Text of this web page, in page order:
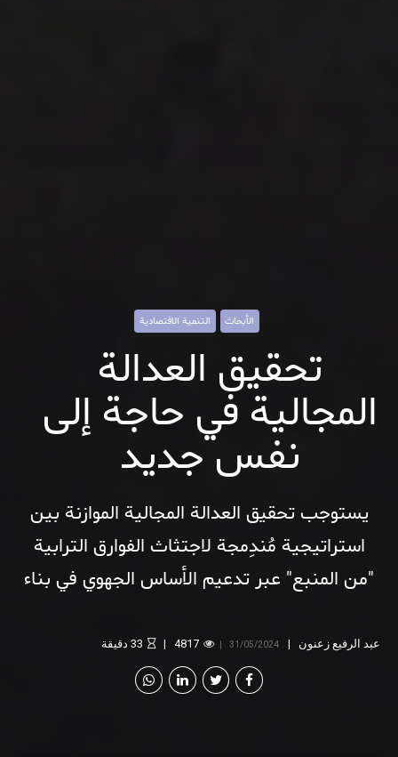
الأبحاث التنمية الاقتصادية
تحقيق العدالة
المجالية في حاجة إلى
نفس جديد
يستوجب تحقيق العدالة المجالية الموازنة بين
استراتيجية مُندِمجة لاجتثاث الفوارق الترابية
"من المنبع" عبر تدعيم الأساس الجهوي في بناء
تدابير "استدراكية" لفائدة الجهات والمناطق
الضعيفة.
عبد الرفيع زعنون 31/05/2024
4817
33 دقيقة